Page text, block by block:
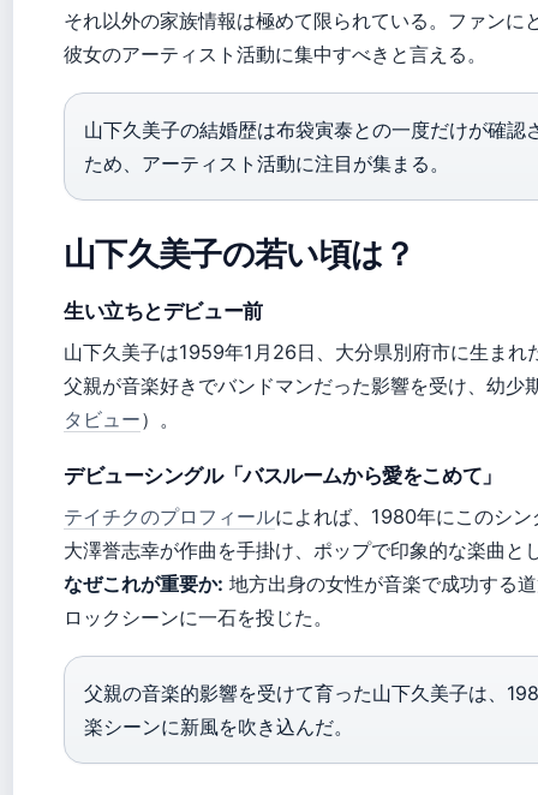
それ以外の家族情報は極めて限られている。ファンに
彼女のアーティスト活動に集中すべきと言える。
山下久美子の結婚歴は布袋寅泰との一度だけが確
ため、アーティスト活動に注目が集まる。
山下久美子の若い頃は？
生い立ちとデビュー前
山下久美子は1959年1月26日、大分県別府市に生ま
父親が音楽好きでバンドマンだった影響を受け、幼少
タビュー）。
デビューシングル「バスルームから愛をこめて」
テイチクのプロフィールによれば、1980年にこのシ
大澤誉志幸が作曲を手掛け、ポップで印象的な楽曲と
なぜこれが重要か: 地方出身の女性が音楽で成功する
ロックシーンに一石を投じた。
父親の音楽的影響を受けて育った山下久美子は、
楽シーンに新風を吹き込んだ。